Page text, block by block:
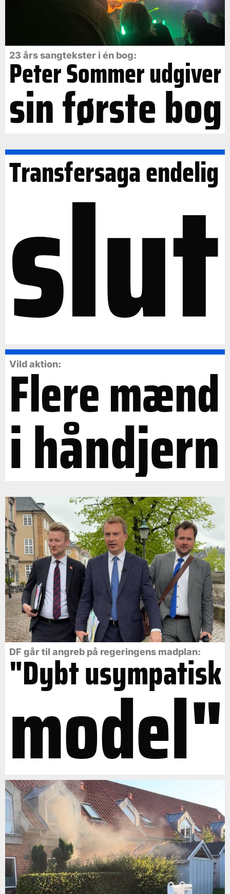
23 års sangtekster i én bog:
Peter Sommer udgiver
sin første bog
Transfersaga endelig
slut
Vild aktion:
Flere mænd
i håndjern
DF går til angreb på regeringens madplan:
"Dybt usympatisk
model"